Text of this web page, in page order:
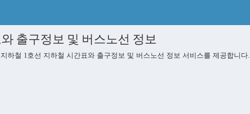
출구정보 및 버스노선 정보
하철 1호선 지하철 시간표와 출구정보 및 버스노선 정보 서비스를 제공합니다.